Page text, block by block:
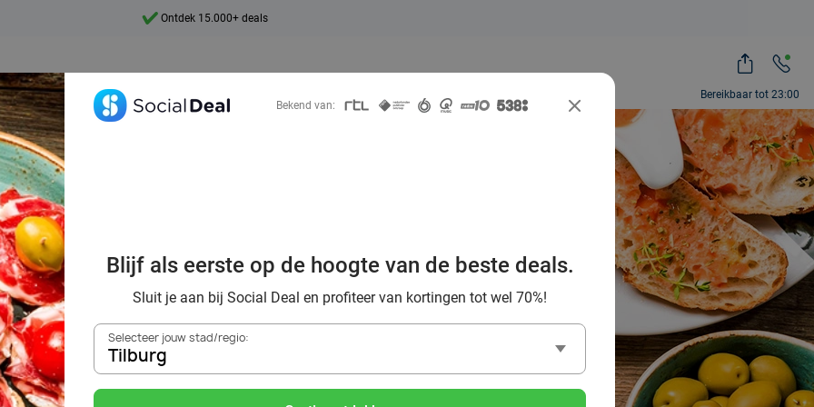
Bereikbaar tot 23:00
Ontdek 15.000+ deals
voordelig de beste
in Tilburg en
omgeving
Bekend van:
Blijf als eerste op de hoogte van de beste deals.
Sluit je aan bij Social Deal en profiteer van kortingen tot wel 70%!
Selecteer jouw stad/regio:
Tilburg